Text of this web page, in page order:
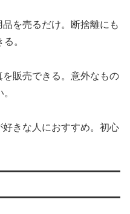
品を売るだけ。断捨離にも
。
を販売できる。意外なもの
好きな人におすすめ。初心